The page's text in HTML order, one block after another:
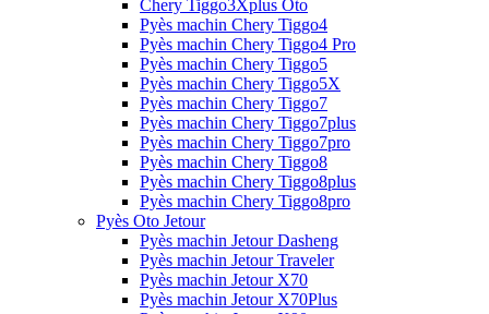
Chery Tiggo3Xplus Oto
Pyès machin Chery Tiggo4
Pyès machin Chery Tiggo4 Pro
Pyès machin Chery Tiggo5
Pyès machin Chery Tiggo5X
Pyès machin Chery Tiggo7
Pyès machin Chery Tiggo7plus
Pyès machin Chery Tiggo7pro
Pyès machin Chery Tiggo8
Pyès machin Chery Tiggo8plus
Pyès machin Chery Tiggo8pro
Pyès Oto Jetour
Pyès machin Jetour Dasheng
Pyès machin Jetour Traveler
Pyès machin Jetour X70
Pyès machin Jetour X70Plus